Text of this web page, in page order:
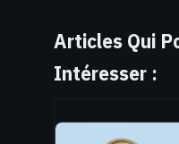
Articles Qui
Intéresser :